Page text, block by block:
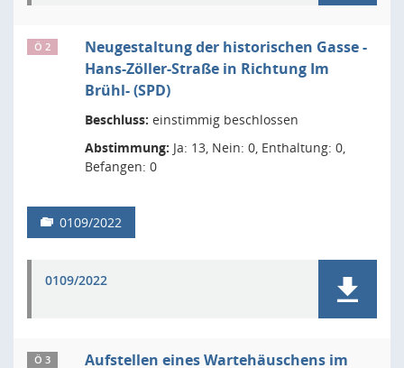
Ö 2
Neugestaltung der historischen Gasse -
Hans-Zöller-Straße in Richtung Im
Brühl- (SPD)
Beschluss: einstimmig beschlossen
Abstimmung: Ja: 13, Nein: 0, Enthaltung: 0,
Befangen: 0
0109/2022
0109/2022
Ö 3
Aufstellen eines Wartehäuschens im